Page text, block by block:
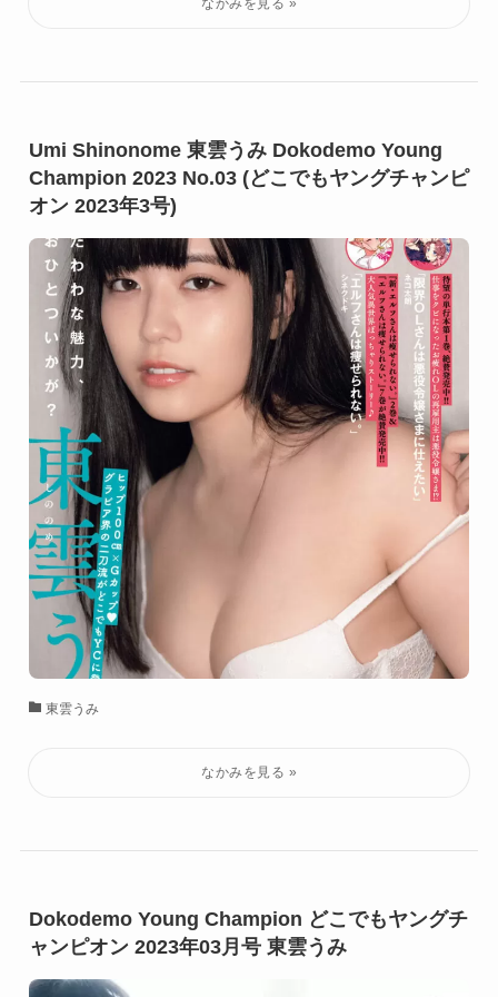
Umi Shinonome 東雲うみ Dokodemo Young
Champion 2023 No.03 (どこでもヤングチャンピ
オン 2023年3号)
東雲うみ
Dokodemo Young Champion どこでもヤングチ
ャンピオン 2023年03月号 東雲うみ